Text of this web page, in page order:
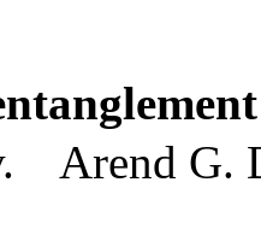
Arend G.